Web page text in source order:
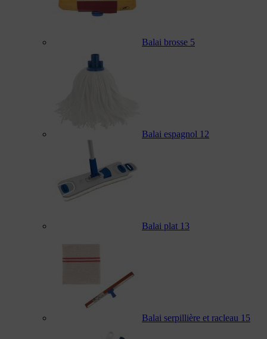
Balai brosse 5
Balai espagnol 12
Balai plat 13
Balai serpillière et racleau 15